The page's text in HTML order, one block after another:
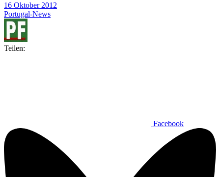
16 Oktober 2012
Portugal-News
Teilen:
Facebook